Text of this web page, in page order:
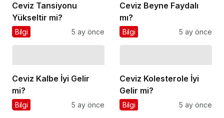
Ceviz Tansiyonu
Yükseltir mi?
Bilgi 5 ay önce
Ceviz Beyne Faydalı
mı?
Bilgi 5 ay önce
Ceviz Kalbe İyi Gelir
mi?
Bilgi 5 ay önce
Ceviz Kolesterole İyi
Gelir mi?
Bilgi 5 ay önce